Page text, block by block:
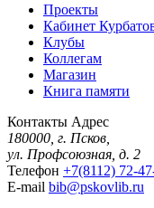
Проекты
Кабинет
Клубы
Коллегам
Магазин
Книга памяти
Контакты Адрес
180000, г. Псков,
ул. Профсоюзная, д. 2
Телефон +7(8112) 72-
E-mail bib@pskovlib.ru